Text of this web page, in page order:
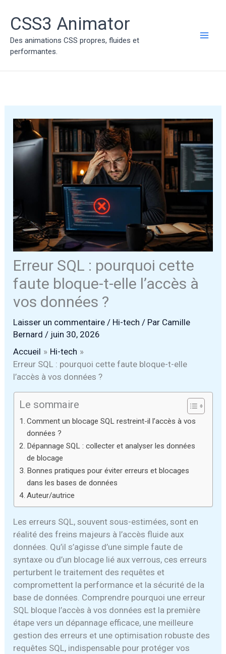
contenu
CSS3 Animator
Des animations CSS propres, fluides et
performantes.
Erreur SQL : pourquoi cette
faute bloque-t-elle l’accès à
vos données ?
Laisser un commentaire / Hi-tech / Par Camille
Bernard/ juin 30, 2026
Accueil
Hi-tech
Erreur SQL : pourquoi cette faute bloque-t-elle
l’accès à vos données ?
Le sommaire
Comment un blocage SQL restreint-il l’accès à vos
données ?
Dépannage SQL : collecter et analyser les données
de blocage
Bonnes pratiques pour éviter erreurs et blocages
dans les bases de données
Auteur/autrice
Les erreurs SQL, souvent sous-estimées, sont en
réalité des freins majeurs à l’accès fluide aux
données. Qu’il s’agisse d’une simple faute de
syntaxe ou d’un blocage lié aux verrous, ces erreurs
perturbent le traitement des requêtes et
compromettent la performance et la sécurité de la
base de données. Comprendre pourquoi une erreur
SQL bloque l’accès à vos données est la première
étape vers un dépannage efficace, une meilleure
gestion des erreurs et une optimisation robuste des
requêtes SQL, indispensable pour protéger vos